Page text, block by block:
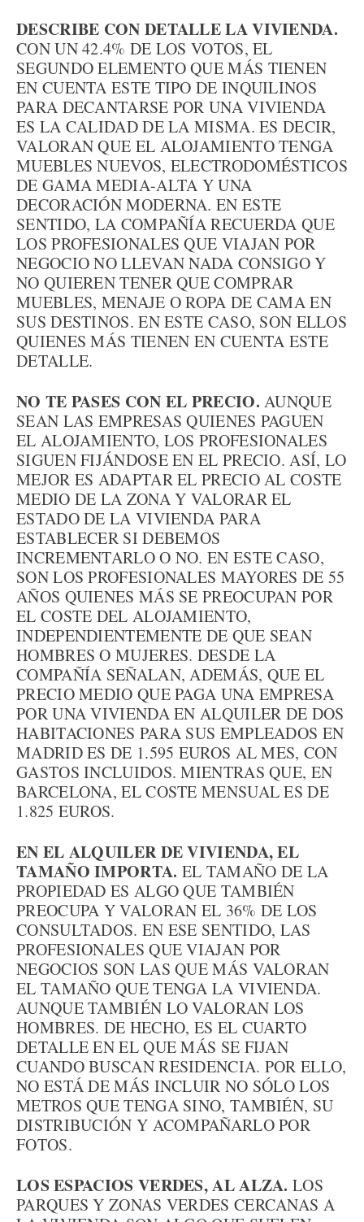
DESCRIBE CON DETALLE LA VIVIENDA.
CON UN 42.4% DE LOS VOTOS, EL
SEGUNDO ELEMENTO QUE MÁS TIENEN
EN CUENTA ESTE TIPO DE INQUILINOS
PARA DECANTARSE POR UNA VIVIENDA
ES LA CALIDAD DE LA MISMA. ES DECIR,
VALORAN QUE EL ALOJAMIENTO TENGA
MUEBLES NUEVOS, ELECTRODOMÉSTICOS
DE GAMA MEDIA-ALTA Y UNA
DECORACIÓN MODERNA. EN ESTE
SENTIDO, LA COMPAÑÍA RECUERDA QUE
LOS PROFESIONALES QUE VIAJAN POR
NEGOCIO NO LLEVAN NADA CONSIGO Y
NO QUIEREN TENER QUE COMPRAR
MUEBLES, MENAJE O ROPA DE CAMA EN
SUS DESTINOS. EN ESTE CASO, SON ELLOS
QUIENES MÁS TIENEN EN CUENTA ESTE
DETALLE.
NO TE PASES CON EL PRECIO. AUNQUE
SEAN LAS EMPRESAS QUIENES PAGUEN
EL ALOJAMIENTO, LOS PROFESIONALES
SIGUEN FIJÁNDOSE EN EL PRECIO. ASÍ, LO
MEJOR ES ADAPTAR EL PRECIO AL COSTE
MEDIO DE LA ZONA Y VALORAR EL
ESTADO DE LA VIVIENDA PARA
ESTABLECER SI DEBEMOS
INCREMENTARLO O NO. EN ESTE CASO,
SON LOS PROFESIONALES MAYORES DE 55
AÑOS QUIENES MÁS SE PREOCUPAN POR
EL COSTE DEL ALOJAMIENTO,
INDEPENDIENTEMENTE DE QUE SEAN
HOMBRES O MUJERES. DESDE LA
COMPAÑÍA SEÑALAN, ADEMÁS, QUE EL
PRECIO MEDIO QUE PAGA UNA EMPRESA
POR UNA VIVIENDA EN ALQUILER DE DOS
HABITACIONES PARA SUS EMPLEADOS EN
MADRID ES DE 1.595 EUROS AL MES, CON
GASTOS INCLUIDOS. MIENTRAS QUE, EN
BARCELONA, EL COSTE MENSUAL ES DE
1.825 EUROS.
EN EL ALQUILER DE VIVIENDA, EL
TAMAÑO IMPORTA. EL TAMAÑO DE LA
PROPIEDAD ES ALGO QUE TAMBIÉN
PREOCUPA Y VALORAN EL 36% DE LOS
CONSULTADOS. EN ESE SENTIDO, LAS
PROFESIONALES QUE VIAJAN POR
NEGOCIOS SON LAS QUE MÁS VALORAN
EL TAMAÑO QUE TENGA LA VIVIENDA.
AUNQUE TAMBIÉN LO VALORAN LOS
HOMBRES. DE HECHO, ES EL CUARTO
DETALLE EN EL QUE MÁS SE FIJAN
CUANDO BUSCAN RESIDENCIA. POR ELLO,
NO ESTÁ DE MÁS INCLUIR NO SÓLO LOS
METROS QUE TENGA SINO, TAMBIÉN, SU
DISTRIBUCIÓN Y ACOMPAÑARLO POR
FOTOS.
LOS ESPACIOS VERDES, AL ALZA. LOS
PARQUES Y ZONAS VERDES CERCANAS A